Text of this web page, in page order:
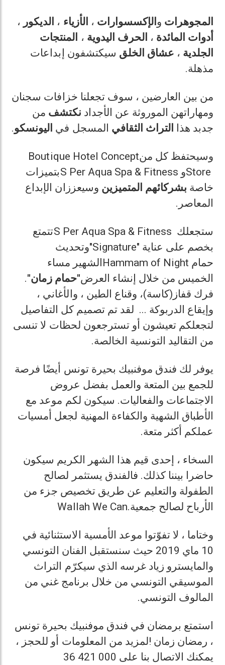
المجوهرات و الإكسسوارات ، الأزياء ، الديكور ،
أدوات المائدة ، الحرف اليدوية ، المنتجات
الجلدية ، عشاق الخلق سيكتشفون إبداعات
مذهلة.
من بين العارضين ، سوف تجعلنا خزافات سجنان
ومهاراتهن الموروثة عن الأجداد نكتشف من
جدبد هذا
التراث الثقافي المسجل في اليونسكو.
وسيحتفظ كل منBoutique Hotel Concept
Storeو S Per Aqua Spa & Fitnessبتميزات
خاصة بشركائهم المتميزين وسيعززان الإبداع
المعاصر .
ستجعلك S Per Aqua Spa & Fitnessتتمتع
بخصم على عناية "Signature"وتحديث
حمام Hammam of Night الشهير مساء
الخميس من خلال إنشاء العرض"حمام زمان".
فرك قفاز(كاسة)، وقناع الطين ، والأغاني ،
وإيقاع الدربوكة ... لقد تم تصميم كل التفاصيل
لتجعلكم تعيشون أو تسترجعون لحظات لا تنسى
من التقاليد التونسية الخالصة.
يوفر لك فندق موفنبيك بحيرة تونس أيضًا فرصة
للجمع بين المتعة والعمل بفضل عروض
الاجتماعات والفعاليات. سيكون لكم موعد مع
الأطباق الشهية والكفاءة المهنية لجعل أمسيات
عملكم أكثر متعة.
السخاء ، إحدى قيم هذا الشهر الكريم سيكون
حاضرا بيننا كذلك. فالفندق يستثمر لصالح
الطفولة والتعليم عن طريق تخصيص جزء من
الأرباح لصالح جمعيةWallah We Can.
وختاما ، لا تفوّتوا موعد الأمسية الاستثنائية في
10 ماي 2019 حيث سنستقبل الفنان التونسي
والمايسترو زياد غرسه الذي سيكرّم التراث
الموسيقي التونسي من خلال برنامج غني من
المالوف التونسي.
استمتع برمضان في فندق موفنبيك بحيرة تونس
، رمضان زمان !لمزيد من المعلومات أو للحجز ،
يمكنك الاتصال بنا على 000 421 36